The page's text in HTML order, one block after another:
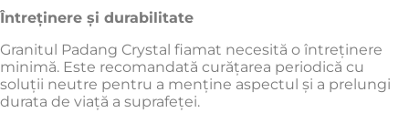
Întreținere și durabilitate
Granitul Padang Crystal fiamat necesită o întreținere
minimă. Este recomandată curățarea periodică cu
soluții neutre pentru a menține aspectul și a prelungi
durata de viață a suprafeței.​